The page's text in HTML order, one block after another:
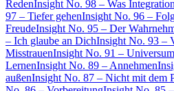
RedenInsight No. 98 – Was
97 – Tiefer gehenInsight No. 96 –
FreudeInsight No. 95 – Der
– Ich glaube an DichInsight No. 93 –
MisstrauenInsight No. 91 – Universum
LernenInsight No. 89 – Annehmen
außenInsight No. 87 – Nicht mit dem